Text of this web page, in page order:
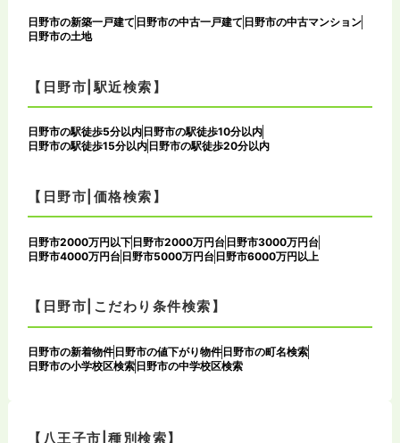
日野市の新築一戸建て 日野市の中古一戸建て 日野市の中古マンション
日野市の土地
【日野市|駅近検索】
日野市の駅徒歩5分以内 日野市の駅徒歩10分以内
日野市の駅徒歩15分以内 日野市の駅徒歩20分以内
【日野市|価格検索】
日野市2000万円以下日野市2000万円台日野市3000万円台
日野市4000万円台日野市5000万円台日野市6000万円以上
【日野市|こだわり条件検索】
日野市の新着物件 日野市の値下がり物件 日野市の町名検索
日野市の小学校区検索 日野市の中学校区検索
【八王子市|種別検索】